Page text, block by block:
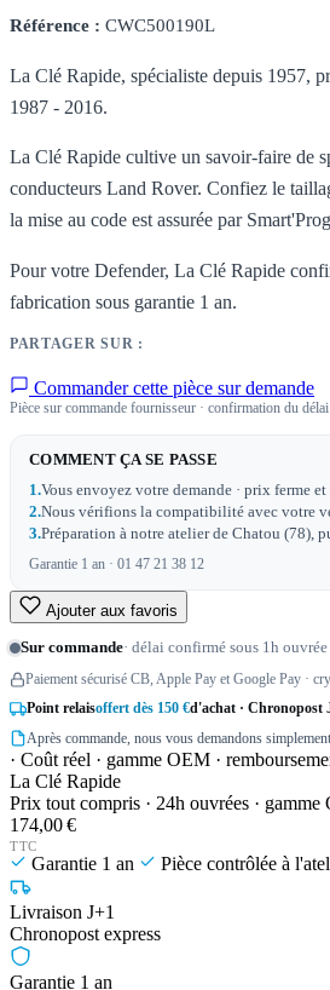
Référence : CWC500190L
La Clé Rapide, spécialiste depuis 1957,
1987 - 2016.
La Clé Rapide cultive un savoir-faire de
conducteurs Land Rover. Confiez le
la mise au code est assurée par
Pour votre Defender, La Clé Rapide
fabrication sous garantie 1 an.
PARTAGER SUR :
Commander cette pièce sur demande
Pièce sur commande fournisseur · confirmation du
COMMENT ÇA SE PASSE
1.Vous envoyez votre demande · prix ferme
2.Nous vérifions la compatibilité avec votre
3.Préparation à notre atelier de Chatou (78),
Garantie 1 an · 01 47 21 38 12
Ajouter aux favoris
Sur commande· délai confirmé sous 1h ouvrée
Paiement sécurisé CB, Apple Pay et Google Pay ·
Point relaisoffert dès 150 €d'achat · Chronopost
Après commande, nous vous demandons
· Coût réel · gamme OEM ·
La Clé Rapide
Prix tout compris · 24h ouvrées · gamme
174,00 €
TTC
Garantie 1 an Pièce contrôlée à
Livraison J+1
Chronopost express
Garantie 1 an